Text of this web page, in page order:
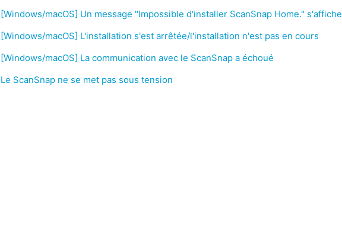
[Windows/macOS] Un message "Impossible d'installer ScanSnap Home." s'affiche
[Windows/macOS] L'installation s'est arrêtée/l'installation n'est pas en cours
[Windows/macOS] La communication avec le ScanSnap a échoué
Le ScanSnap ne se met pas sous tension